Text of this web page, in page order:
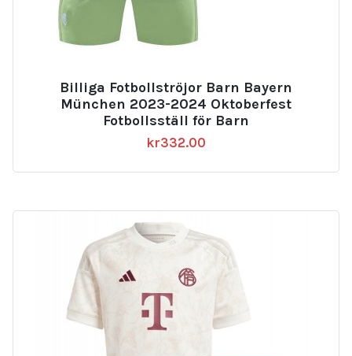
Billiga Fotbollströjor Barn Bayern
München 2023-2024 Oktoberfest
Fotbollsställ för Barn
kr332.00